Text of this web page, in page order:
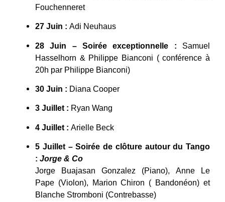
Fouchenneret
27 Juin : Adi Neuhaus
28 Juin – Soirée exceptionnelle : Samuel
Hasselhorn & Philippe Bianconi ( conférence à
20h par Philippe Bianconi)
30 Juin : Diana Cooper
3 Juillet : Ryan Wang
4 Juillet : Arielle Beck
5 Juillet – Soirée de clôture autour du Tango
: Jorge & Co
Jorge Buajasan Gonzalez (Piano), Anne Le
Pape (Violon), Marion Chiron ( Bandonéon) et
Blanche Stromboni (Contrebasse)